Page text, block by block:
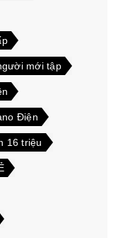
mới tập
Điện
16 triệu